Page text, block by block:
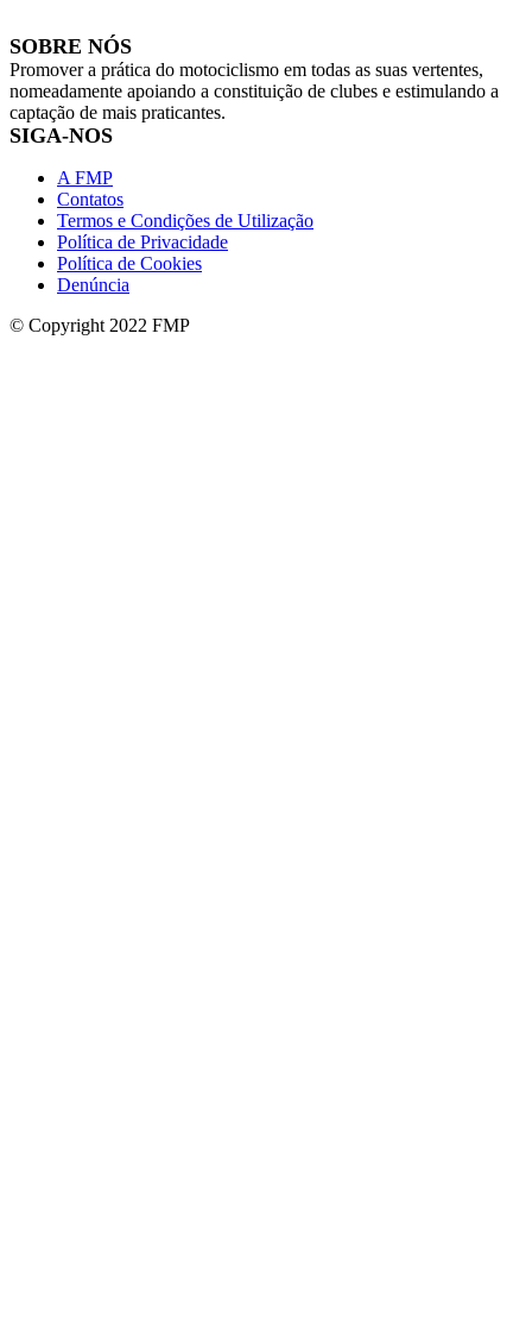
SOBRE NÓS
Promover a prática do motociclismo em todas as suas vertentes,
nomeadamente apoiando a constituição de clubes e estimulando a
captação de mais praticantes.
SIGA-NOS
A FMP
Contatos
Termos e Condições de Utilização
Política de Privacidade
Política de Cookies
Denúncia
© Copyright 2022 FMP